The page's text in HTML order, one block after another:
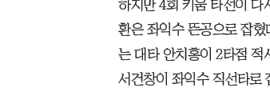
하지만 4회 키움 타선이 다
환은 좌익수 뜬공으로 잡
는 대타 안치홍이 2타점 적
서건창이 좌익수 직선타로